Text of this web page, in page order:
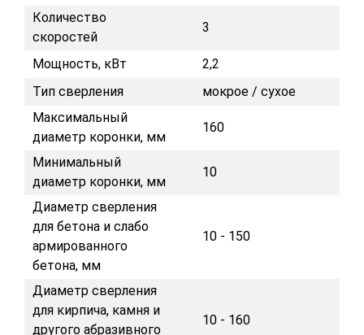
Количество
скоростей
3
Мощность, кВт
2,2
Тип сверления
мокрое / сухое
Максимальный
диаметр коронки, мм
160
Минимальный
диаметр коронки, мм
10
Диаметр сверления
для бетона и слабо
армированного
бетона, мм
10 - 150
Диаметр сверления
для кирпича, камня и
другого абразивного
10 - 160